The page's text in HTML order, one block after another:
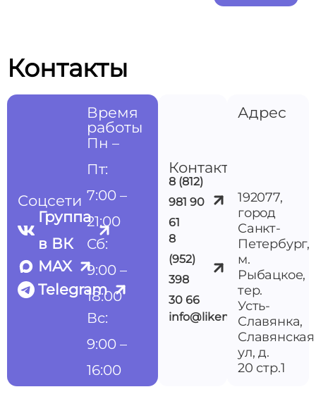
Контакты
Контакты
8 (812)
981 90
61
8
(952)
398
30 66
info@likemedspb.ru
Адрес
192077,
город
Санкт-
Петербург,
м.
Рыбацкое,
тер.
Усть-
Славянка,
Славянская
ул, д.
20 стр.1
Соцсети
Группа
в ВК
MAX
Telegram
Время
работы
Пн –
Пт:
7:00 –
21:00
Сб:
9:00 –
18:00
Вс:
9:00 –
16:00